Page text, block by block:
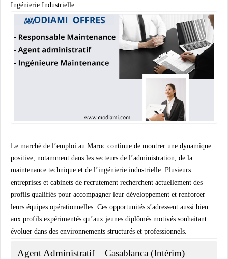
Ingénierie Industrielle
Le marché de l’emploi au Maroc continue de montrer une dynamique
positive, notamment dans les secteurs de l’administration, de la
maintenance technique et de l’ingénierie industrielle. Plusieurs
entreprises et cabinets de recrutement recherchent actuellement des
profils qualifiés pour accompagner leur développement et renforcer
leurs équipes opérationnelles. Ces opportunités s’adressent aussi bien
aux profils expérimentés qu’aux jeunes diplômés motivés souhaitant
évoluer dans des environnements structurés et professionnels.
Agent Administratif – Casablanca (Intérim)